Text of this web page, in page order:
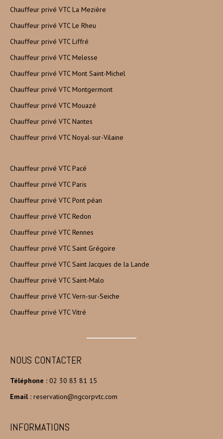
Chauffeur privé VTC La Mezière
Chauffeur privé VTC Le Rheu
Chauffeur privé VTC Liffré
Chauffeur privé VTC Melesse
Chauffeur privé VTC Mont Saint-Michel
Chauffeur privé VTC Montgermont
Chauffeur privé VTC Mouazé
Chauffeur privé VTC Nantes
Chauffeur privé VTC Noyal-sur-Vilaine
Chauffeur privé VTC Pacé
Chauffeur privé VTC Paris
Chauffeur privé VTC Pont péan
Chauffeur privé VTC Redon
Chauffeur privé VTC Rennes
Chauffeur privé VTC Saint Grégoire
Chauffeur privé VTC Saint Jacques de la Lande
Chauffeur privé VTC Saint-Malo
Chauffeur privé VTC Vern-sur-Seiche
Chauffeur privé VTC Vitré
NOUS CONTACTER
Téléphone : 02 30 83 81 15
Email : reservation@ngcorpvtc.com
INFORMATIONS